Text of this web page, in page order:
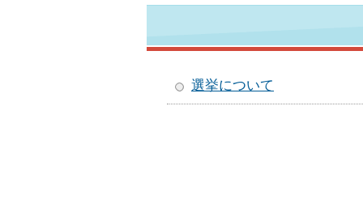
選挙について